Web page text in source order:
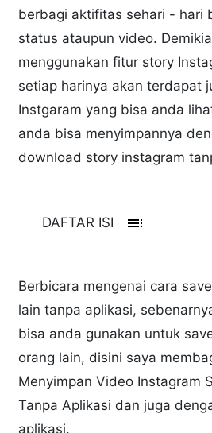
berbagi aktifitas sehari - hari
status ataupun video.
menggunakan fitur story
setiap harinya akan terdapat
Instgaram yang bisa anda
anda bisa menyimpannya
download story instagram
DAFTAR ISI toc
Berbicara mengenai cara
lain tanpa aplikasi,
bisa anda gunakan untuk
orang lain, disini saya
Menyimpan Video Instagram
Tanpa Aplikasi dan juga
aplikasi.